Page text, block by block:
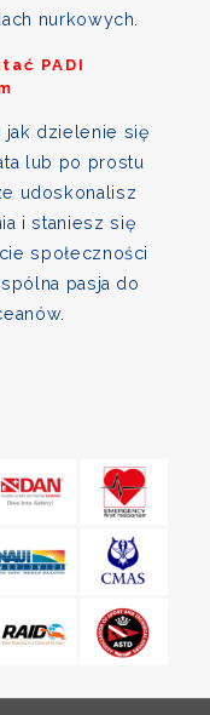
nurkowych.
PADI
jak dzielenie się
lub po prostu
udoskonalisz
i staniesz się
społeczności
pasja do